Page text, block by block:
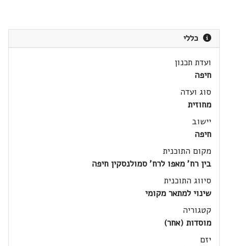
כללי
ועדת תכנון
חיפה
סוג ועדה
מחוזית
יישוב
חיפה
מקום התוכנית
בין רח' מאפו לרח' סמולנסקין חיפה
סיווג התוכנית
שינוי למתאר מקומי
קטגוריה
מוסדות (אחר)
יזם